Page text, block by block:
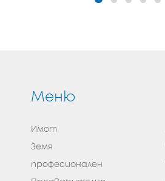
Меню
Имот
Земя
професионален